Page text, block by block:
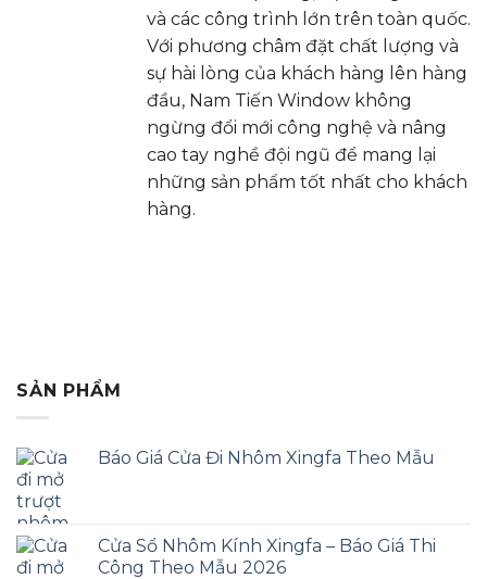
và các công trình lớn trên toàn quốc.
Với phương châm đặt chất lượng và
sự hài lòng của khách hàng lên hàng
đầu, Nam Tiến Window không
ngừng đổi mới công nghệ và nâng
cao tay nghề đội ngũ để mang lại
những sản phẩm tốt nhất cho khách
hàng.
SẢN PHẨM
Báo Giá Cửa Đi Nhôm Xingfa Theo Mẫu
Cửa Sổ Nhôm Kính Xingfa – Báo Giá Thi
Công Theo Mẫu 2026